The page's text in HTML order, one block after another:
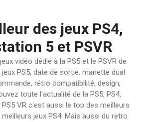
des jeux PS4,
5 et PSVR
vidéo dédié à la PS5 et le PSVR de
PS5, date de sortie, manette dual
rétro compatibilité, design,
toute l'actualité de la PS5, PS4,
PS5 VR c'est aussi le top des meilleurs
jeux PS4. Mais aussi du retro